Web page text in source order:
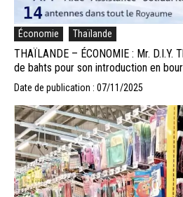
Économie Thaïlande
THAÏLANDE – ÉCONOMIE : Mr. D.I.Y.
de bahts pour son introduction en
Date de publication : 07/11/2025